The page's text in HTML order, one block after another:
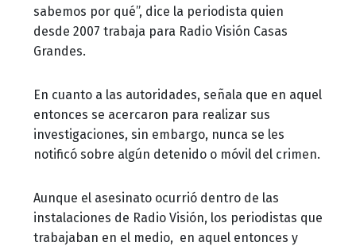
sabemos por qué”, dice la periodista quien
desde 2007 trabaja para Radio Visión Casas
Grandes.
En cuanto a las autoridades, señala que en aquel
entonces se acercaron para realizar sus
investigaciones, sin embargo, nunca se les
notificó sobre algún detenido o móvil del crimen.
Aunque el asesinato ocurrió dentro de las
instalaciones de Radio Visión, los periodistas que
trabajaban en el medio, en aquel entonces y